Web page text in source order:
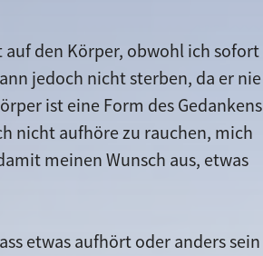
auf den Körper, obwohl ich sofort
jedoch nicht sterben, da er nie
ist eine Form des Gedankens
nicht aufhöre zu rauchen, mich
meinen Wunsch aus, etwas
etwas aufhört oder anders sein